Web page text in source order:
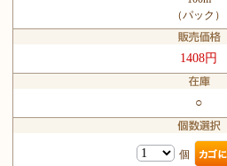
（パック）
1408円
○
個